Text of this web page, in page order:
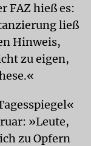
FAZ hieß es:
ließ
Hinweis,
zu eigen,
»Leute,
zu Opfern